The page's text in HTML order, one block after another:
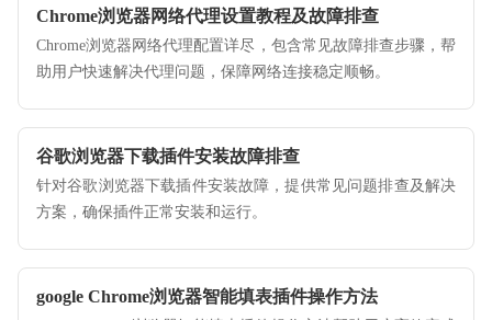
Chrome浏览器网络代理设置教程及故障排查
Chrome浏览器网络代理配置详尽，包含常见故障排查步骤，帮
助用户快速解决代理问题，保障网络连接稳定顺畅。
谷歌浏览器下载插件安装故障排查
针对谷歌浏览器下载插件安装故障，提供常见问题排查及解决
方案，确保插件正常安装和运行。
google Chrome浏览器智能填表插件操作方法